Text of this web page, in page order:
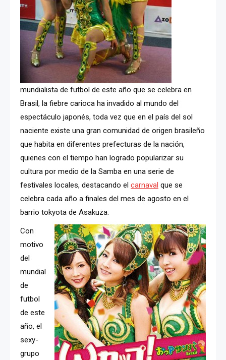
mundialista de futbol de este año que se celebra en
Brasil, la fiebre carioca ha invadido al mundo del
espectáculo japonés, toda vez que en el país del sol
naciente existe una gran comunidad de origen brasileño
que habita en diferentes prefecturas de la nación,
quienes con el tiempo han logrado popularizar su
cultura por medio de la Samba en una serie de
festivales locales, destacando el carnaval que se
celebra cada año a finales del mes de agosto en el
barrio tokyota de Asakuza.
Con
motivo
del
mundial
de
futbol
de este
año, el
sexy-
grupo